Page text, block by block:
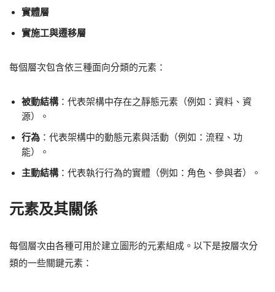
實體層
實施工與遷移層
每個層次包含依三種面向分類的元素：
被動結構：代表架構中存在之靜態元素（例如：資料、資
源）。
行為 ：代表架構中的動態元素與活動（例如：流程、功
能）。
主動結構：代表執行行為的實體（例如：角色、參與者）。
元素及其關係
每個層次由各種可用於建立圖形的元素組成。以下是按層次分
類的一些關鍵元素：